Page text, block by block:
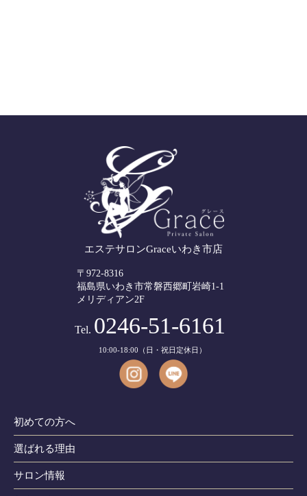
エステサロンGraceいわき市店
〒972-8316
福島県いわき市常磐西郷町岩崎1-1
メリディアン2F
Tel. 0246-51-6161
10:00-18:00（日・祝日定休日）
初めての方へ
選ばれる理由
サロン情報